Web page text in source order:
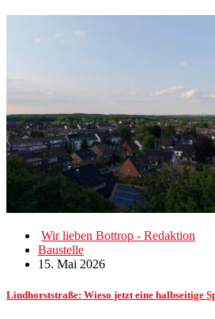
Wir lieben Bottrop - Redaktion
Baustelle
15. Mai 2026
Lindhorststraße: Wieso jetzt eine halbseitige